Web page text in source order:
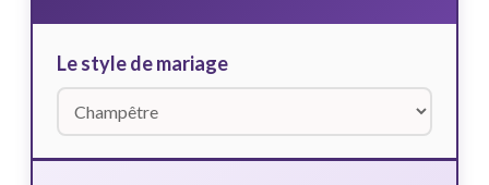
Le style de mariage